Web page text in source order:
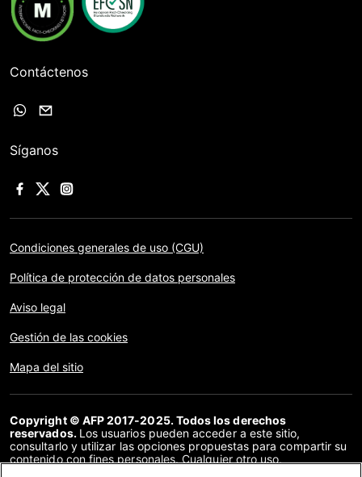
Contáctenos
Síganos
Condiciones generales de uso (CGU)
Política de protección de datos personales
Aviso legal
Gestión de las cookies
Mapa del sitio
Copyright © AFP 2017-2025. Todos los derechos
reservados. Los usuarios pueden acceder a este sitio,
consultarlo y utilizar las opciones propuestas para compartir su
contenido con fines personales. Cualquier otro uso,